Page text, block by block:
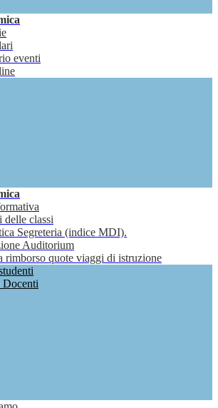
eventi
delle classi
Segreteria (indice MDI).
Auditorium
rimborso quote viaggi di istruzione
Docenti